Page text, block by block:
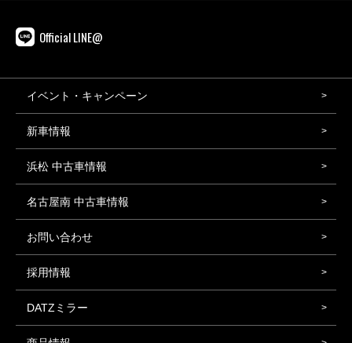
Official LINE@
イベント・キャンペーン
新車情報
浜松 中古車情報
名古屋南 中古車情報
お問い合わせ
採用情報
DATZミラー